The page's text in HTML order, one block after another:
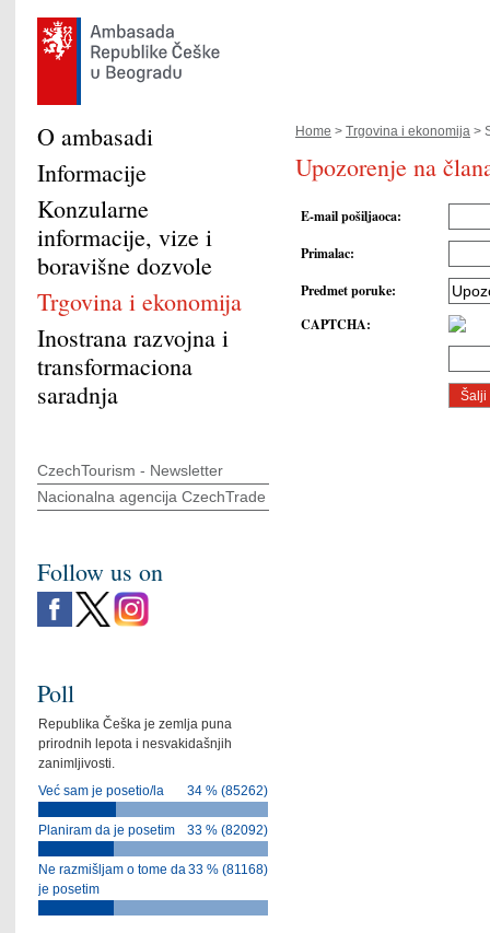
Home > Trgovina i ekonomija >
Upozorenje na
E-mail pošiljaoca:
Primalac:
Predmet poruke:
CAPTCHA:
O ambasadi
Informacije
Konzularne
informacije, vize i
boravišne dozvole
Trgovina i ekonomija
Inostrana razvojna i
transformaciona
saradnja
CzechTourism - Newsletter
Nacionalna agencija CzechTrade
Follow us on
Poll
Republika Češka je zemlja puna
prirodnih lepota i nesvakidašnjih
zanimljivosti.
34 % (85262)
Već sam je posetio/la
33 % (82092)
Planiram da je posetim
33 % (81168)
Ne razmišljam o tome da
je posetim